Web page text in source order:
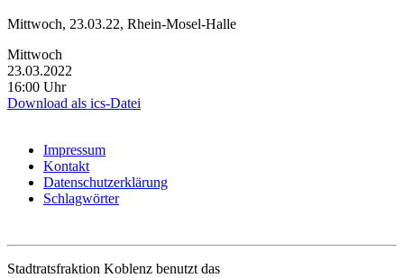
Mittwoch, 23.03.22, Rhein-Mosel-Halle
Mittwoch
23.03.2022
16:00 Uhr
Download als ics-Datei
Impressum
Kontakt
Datenschutzerklärung
Schlagwörter
Stadtratsfraktion Koblenz benutzt das